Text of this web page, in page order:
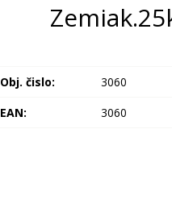
Obj. čislo:
3060
EAN:
3060